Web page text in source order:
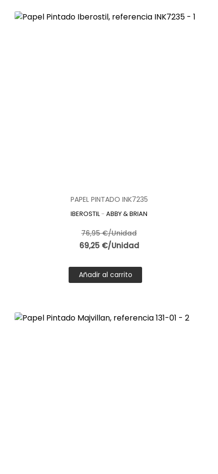
PAPEL PINTADO INK7235
IBEROSTIL- ABBY & BRIAN
76,95 €/Unidad
69,25 €/Unidad
Añadir al carrito